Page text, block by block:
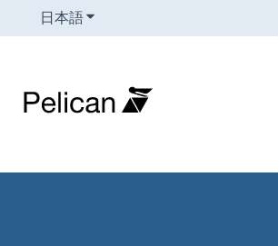
日本語翻訳のサブメニューを表示